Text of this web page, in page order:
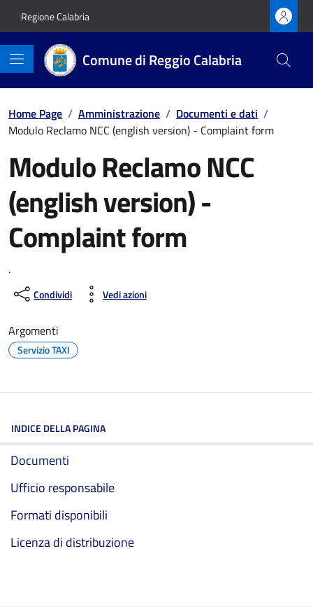
Regione Calabria
Comune di Reggio Calabria
Home Page / Amministrazione / Documenti e dati /
Modulo Reclamo NCC (english version) - Complaint form
Modulo Reclamo NCC
(english version) -
Complaint form
.
Condividi Vedi azioni
Argomenti
Servizio TAXI
INDICE DELLA PAGINA
Documenti
Ufficio responsabile
Formati disponibili
Licenza di distribuzione